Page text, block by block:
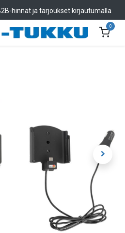
hinnat ja tarjoukset kirjautumalla
0